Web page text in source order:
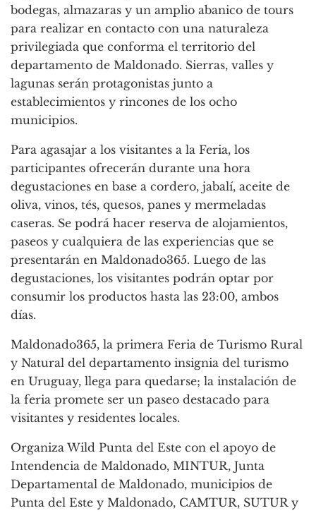
bodegas, almazaras y un amplio abanico de tours
para realizar en contacto con una naturaleza
privilegiada que conforma el territorio del
departamento de Maldonado. Sierras, valles y
lagunas serán protagonistas junto a
establecimientos y rincones de los ocho
municipios.
Para agasajar a los visitantes a la Feria, los
participantes ofrecerán durante una hora
degustaciones en base a cordero, jabalí, aceite de
oliva, vinos, tés, quesos, panes y mermeladas
caseras. Se podrá hacer reserva de alojamientos,
paseos y cualquiera de las experiencias que se
presentarán en Maldonado365. Luego de las
degustaciones, los visitantes podrán optar por
consumir los productos hasta las 23:00, ambos
días.
Maldonado365, la primera Feria de Turismo Rural
y Natural del departamento insignia del turismo
en Uruguay, llega para quedarse; la instalación de
la feria promete ser un paseo destacado para
visitantes y residentes locales.
Organiza Wild Punta del Este con el apoyo de
Intendencia de Maldonado, MINTUR, Junta
Departamental de Maldonado, municipios de
Punta del Este y Maldonado, CAMTUR, SUTUR y